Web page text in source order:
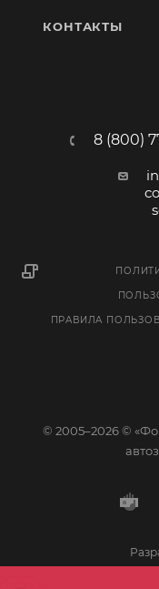
КОНТАКТЫ
8 (800)
ПРАВИЛА
© 2005–2026 ©